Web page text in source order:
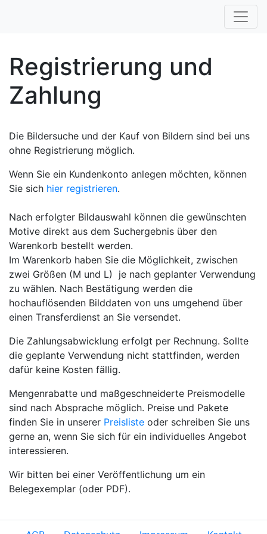
Registrierung und
Zahlung
Die Bildersuche und der Kauf von Bildern sind bei uns
ohne Registrierung möglich.
Wenn Sie ein Kundenkonto anlegen möchten, können
Sie sich hier registrieren.
Nach erfolgter Bildauswahl können die gewünschten
Motive direkt aus dem Suchergebnis über den
Warenkorb bestellt werden.
Im Warenkorb haben Sie die Möglichkeit, zwischen
zwei Größen (M und L) je nach geplanter Verwendung
zu wählen. Nach Bestätigung werden die
hochauflösenden Bilddaten von uns umgehend über
einen Transferdienst an Sie versendet.
Die Zahlungsabwicklung erfolgt per Rechnung. Sollte
die geplante Verwendung nicht stattfinden, werden
dafür keine Kosten fällig.
Mengenrabatte und maßgeschneiderte Preismodelle
sind nach Absprache möglich. Preise und Pakete
finden Sie in unserer Preisliste oder schreiben Sie uns
gerne an, wenn Sie sich für ein individuelles Angebot
interessieren.
Wir bitten bei einer Veröffentlichung um ein
Belegexemplar (oder PDF).